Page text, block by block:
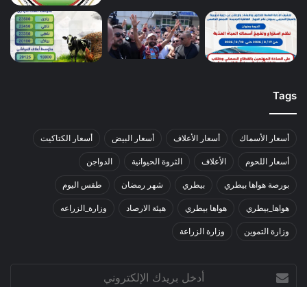
Tags
أسعار الأسماك أسعار الأعلاف أسعار البيض أسعار الكتاكيت
أسعار اللحوم الأعلاف الثروة الحيوانية الدواجن
بورصة هواها بيطري بيطري شهر رمضان طقس اليوم
هواها_بيطري هواها بيطري هيئة الارصاد وزارة_الزراعه
وزارة التموين وزارة الزراعة
بريدك